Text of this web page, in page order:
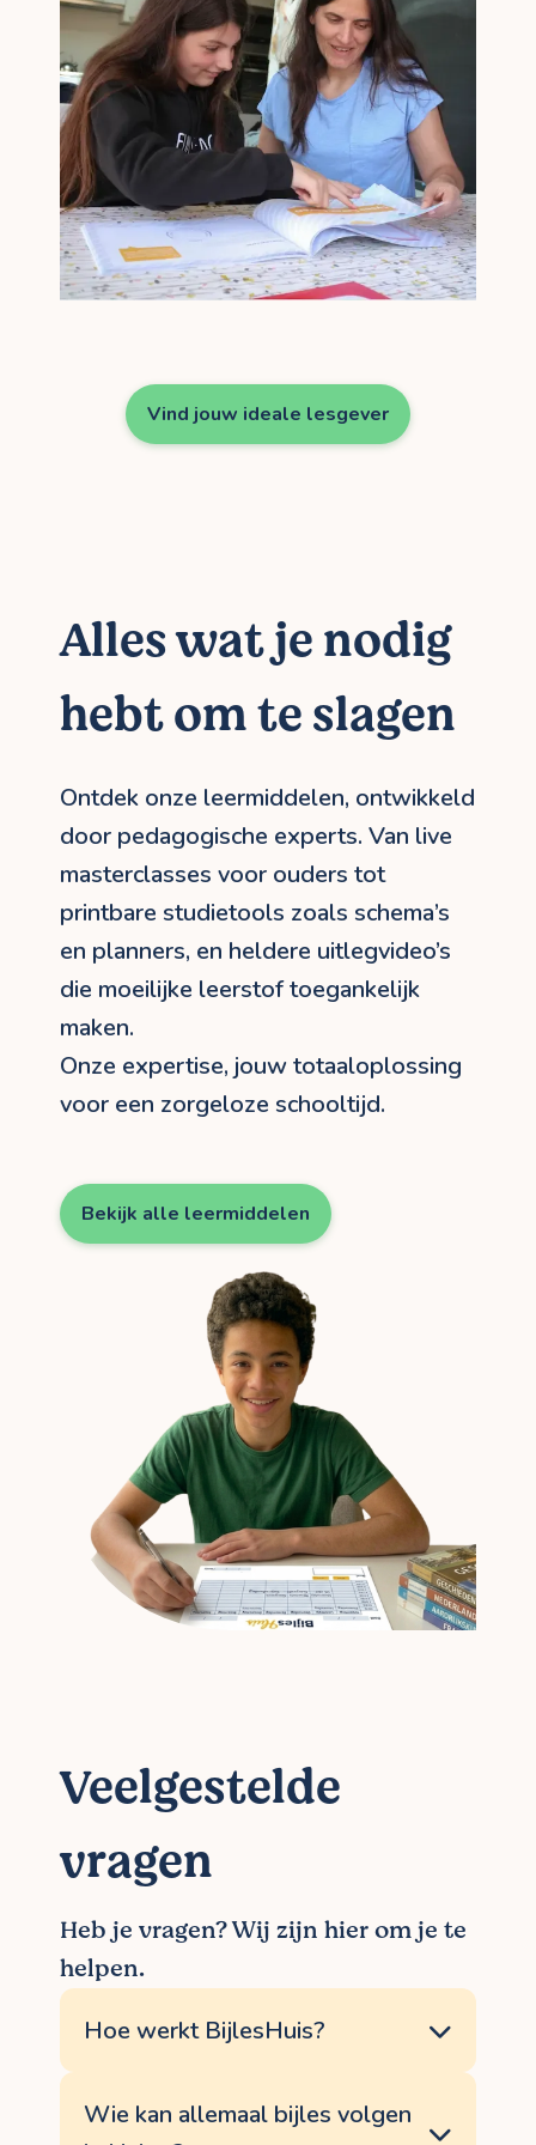
Vind jouw ideale lesgever
Alles wat je nodig
hebt om te slagen
Ontdek onze leermiddelen, ontwikkeld
door pedagogische experts. Van live
masterclasses voor ouders tot
printbare studietools zoals schema’s
en planners, en heldere uitlegvideo’s
die moeilijke leerstof toegankelijk
maken.
Onze expertise, jouw totaaloplossing
voor een zorgeloze schooltijd.
Bekijk alle leermiddelen
Veelgestelde
vragen
Heb je vragen? Wij zijn hier om je te
helpen.
Hoe werkt BijlesHuis?
&#39;matchmaker&#39; voor je bijles. We
luisteren telefonisch naar je hulpvraag,
Wie kan allemaal bijles volgen